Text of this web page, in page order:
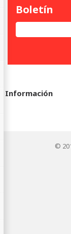
©
Boletín
Información